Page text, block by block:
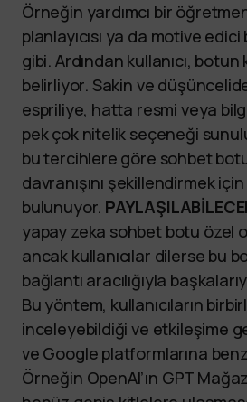
Örneğin yardımcı bir
planlayıcısı ya da motive
gibi. Ardından kullanıcı, botun
belirliyor. Sakin ve
espriliye, hatta resmi veya
pek çok nitelik seçeneği
bu tercihlere göre sohbet
davranışını şekillendirmek
bulunuyor.
yapay zeka sohbet botu özel
ancak kullanıcılar dilerse bu
bağlantı aracılığıyla
Bu yöntem, kullanıcıların
inceleyebildiği ve etkileşime
ve Google platformlarına
Örneğin OpenAI’ın GPT